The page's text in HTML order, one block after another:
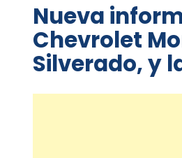
Nueva
Chevrolet
Silverado, y